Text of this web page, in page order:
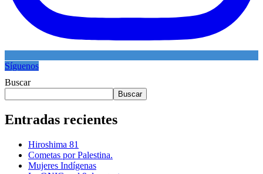
Síguenos
Buscar
Buscar
Entradas recientes
Hiroshima 81
Cometas por Palestina.
Mujeres Indígenas